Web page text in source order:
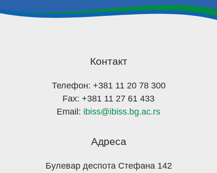
Контакт
Телефон: +381 11 20 78 300
Fax: +381 11 27 61 433
Email: ibiss@ibiss.bg.ac.rs
Адреса
Булевар деспота Стефана 142